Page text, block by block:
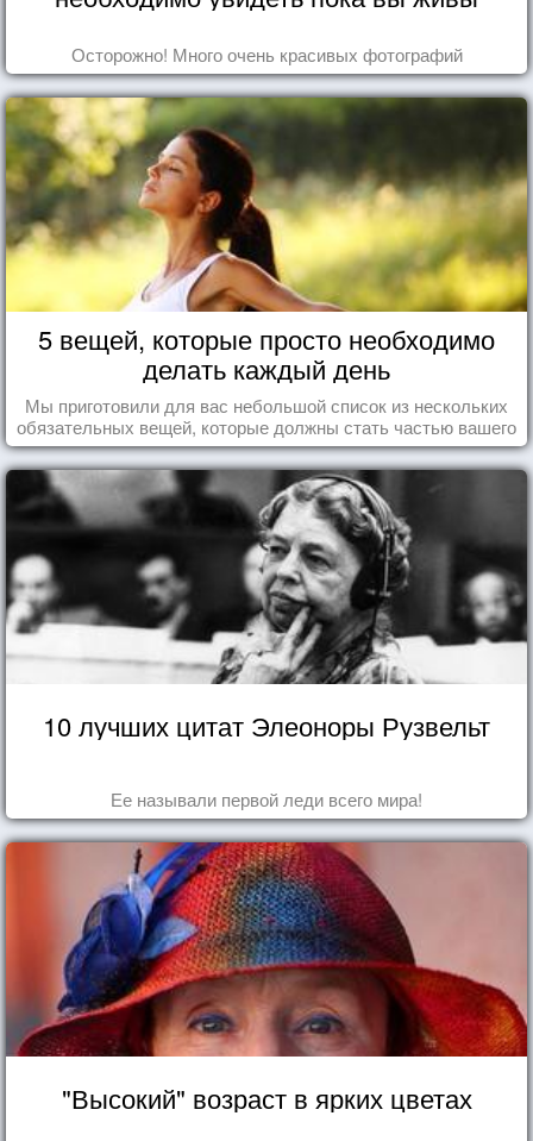
Осторожно! Много очень красивых фотографий
5 вещей, которые просто необходимо
делать каждый день
Мы приготовили для вас небольшой список из нескольких
обязательных вещей, которые должны стать частью вашего
дня.
10 лучших цитат Элеоноры Рузвельт
Ее называли первой леди всего мира!
"Высокий" возраст в ярких цветах